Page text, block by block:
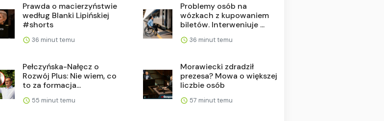
Prawda o macierzyństwie
według Blanki Lipińskiej
#shorts
36 minut temu
Problemy osób na
wózkach z kupowaniem
biletów. Interweniuje ...
36 minut temu
Pełczyńska-Nałęcz o
Rozwój Plus: Nie wiem, co
to za formacja...
55 minut temu
Morawiecki zdradził
prezesa? Mowa o większej
liczbie osób
57 minut temu